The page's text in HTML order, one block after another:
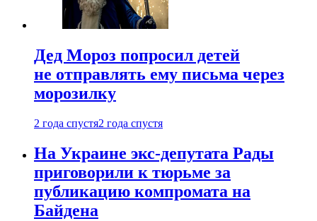
Дед Мороз попросил детей
не отправлять ему письма через
морозилку
2 года спустя2 года спустя
На Украине экс-депутата Рады
приговорили к тюрьме за
публикацию компромата на
Байдена